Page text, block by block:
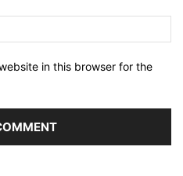
in this browser for the